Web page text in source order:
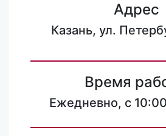
Адрес
Казань, ул.
Время
Ежедневно, с